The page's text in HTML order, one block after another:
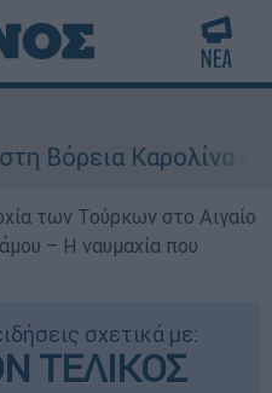
ύστερα από
των Τούρκων στο Αιγαίο
– Η ναυμαχία που
σχετικά με:
ΤΕΛΙΚΟΣ